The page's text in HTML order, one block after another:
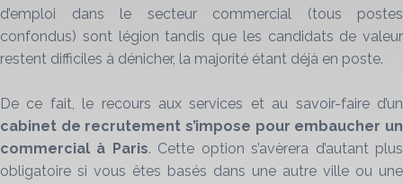
d’emploi dans le secteur commercial (tous postes
confondus) sont légion tandis que les candidats de valeur
restent difficiles à dénicher, la majorité étant déjà en poste.
De ce fait, le recours aux services et au savoir-faire d’un
cabinet de recrutement s’impose pour embaucher un
commercial à Paris. Cette option s’avèrera d’autant plus
obligatoire si vous êtes basés dans une autre ville ou une